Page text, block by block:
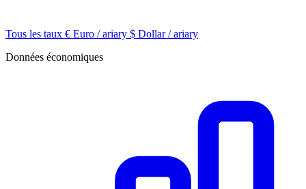
Tous les taux € Euro / ariary $ Dollar / ariary
Données économiques